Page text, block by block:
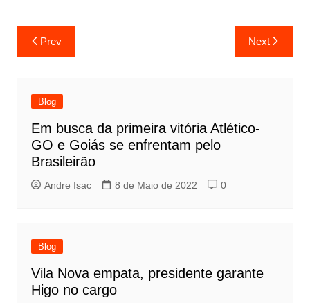
Prev Next
Blog
Em busca da primeira vitória Atlético-
GO e Goiás se enfrentam pelo
Brasileirão
Andre Isac 8 de Maio de 2022 0
Blog
Vila Nova empata, presidente garante
Higo no cargo